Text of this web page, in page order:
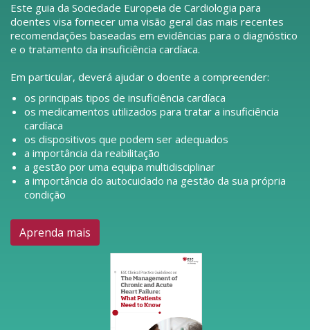
Este guia da Sociedade Europeia de Cardiologia para
doentes visa fornecer uma visão geral das mais recentes
recomendações baseadas em evidências para o diagnóstico
e o tratamento da insuficiência cardíaca.
Em particular, deverá ajudar o doente a compreender:
os principais tipos de insuficiência cardíaca
os medicamentos utilizados para tratar a insuficiência
cardíaca
os dispositivos que podem ser adequados
a importância da reabilitação
a gestão por uma equipa multidisciplinar
a importância do autocuidado na gestão da sua própria
condição
Aprenda mais